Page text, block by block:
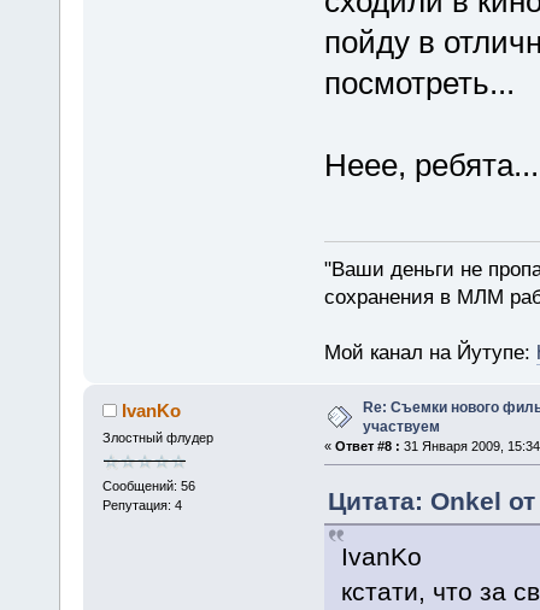
пойду в
посмотреть...
Неее,
"Ваши деньги не
сохранения в МЛМ
Мой канал на Йутупе:
IvanKo
Злостный флудер
Сообщений: 56
Репутация: 4
Re: Съемки нового
участвуем
« Ответ #8 : 31 Января 2009,
Цитата: Onkel
IvanKo
кстати, что за